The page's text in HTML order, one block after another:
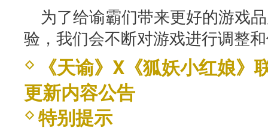
为了给谕霸们带来更好的游戏
验，我们会不断对游戏进行调整
《天谕》X《狐妖小红娘》
更新内容公告
特别提示